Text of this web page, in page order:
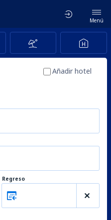
Menú
Añadir hotel
Regreso